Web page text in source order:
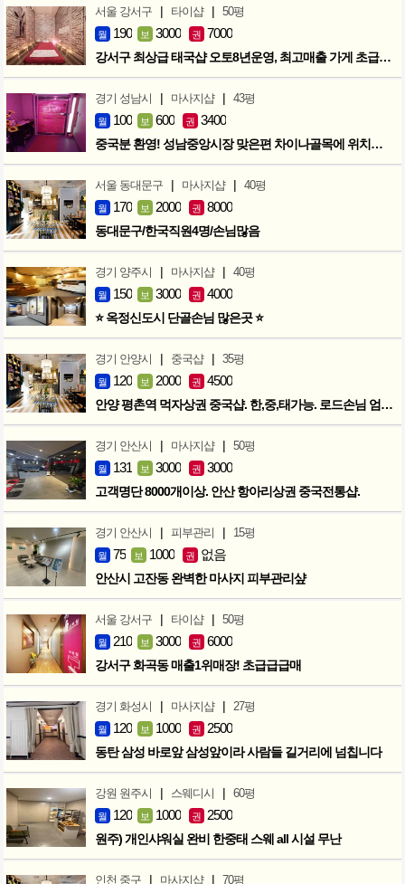
서울 강서구 | 타이샵 | 50평
월 190 보 3000 권 7000
강서구 최상급 태국샵 오토8년운영, 최고매출 가게 초급매!!!
경기 성남시 | 마사지샵 | 43평
월 100 보 600 권 3400
중국분 환영! 성남중앙시장 맞은편 차이나골목에 위치한 마사지샵
서울 동대문구 | 마사지샵 | 40평
월 170 보 2000 권 8000
동대문구/한국직원4명/손님많음
경기 양주시 | 마사지샵 | 40평
월 150 보 3000 권 4000
⭐ 옥정신도시 단골손님 많은곳 ⭐
경기 안양시 | 중국샵 | 35평
월 120 보 2000 권 4500
안양 평촌역 먹자상권 중국샵. 한,중,태가능. 로드손님 엄청많아요!
경기 안산시 | 마사지샵 | 50평
월 131 보 3000 권 3000
고객명단 8000개이상. 안산 항아리상권 중국전통샵.
경기 안산시 | 피부관리 | 15평
월 75 보 1000 권 없음
안산시 고잔동 완벽한 마사지 피부관리샾
서울 강서구 | 타이샵 | 50평
월 210 보 3000 권 6000
강서구 화곡동 매출1위매장! 초급급급매
경기 화성시 | 마사지샵 | 27평
월 120 보 1000 권 2500
동탄 삼성 바로앞 삼성앞이라 사람들 길거리에 넘칩니다
강원 원주시 | 스웨디시 | 60평
월 120 보 1000 권 2500
원주) 개인샤워실 완비 한중태 스웨 all 시설 무난
인천 중구 | 마사지샵 | 70평